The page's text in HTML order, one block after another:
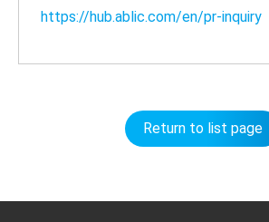
https://hub.ablic.com/en/pr-inquiry
Return to list page